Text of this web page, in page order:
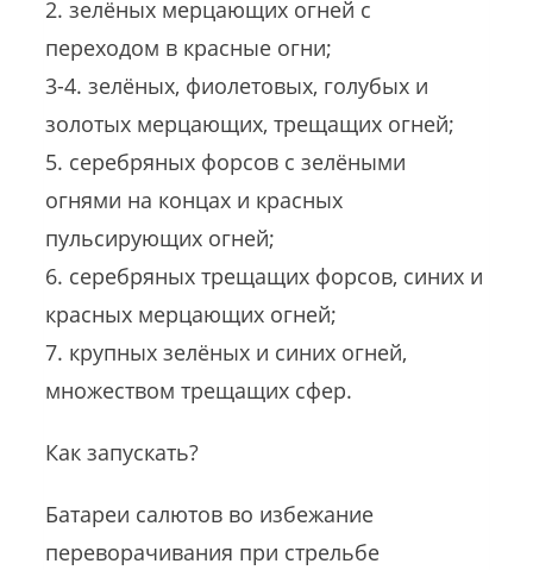
2. зелёных мерцающих огней с
переходом в красные огни;
3-4. зелёных, фиолетовых, голубых и
золотых мерцающих, трещащих огней;
5. серебряных форсов с зелёными
огнями на концах и красных
пульсирующих огней;
6. серебряных трещащих форсов, синих и
красных мерцающих огней;
7. крупных зелёных и синих огней,
множеством трещащих сфер.
Как запускать?
Батареи салютов во избежание
переворачивания при стрельбе